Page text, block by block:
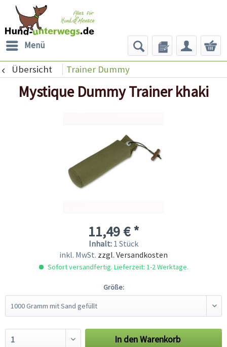
Menü
Übersicht Trainer Dummy
Mystique Dummy Trainer khaki
11,49 € *
Inhalt: 1 Stück
inkl. MwSt. zzgl. Versandkosten
Sofort versandfertig. Lieferzeit: 1-2 Werktage.
Größe:
In denWarenkorb